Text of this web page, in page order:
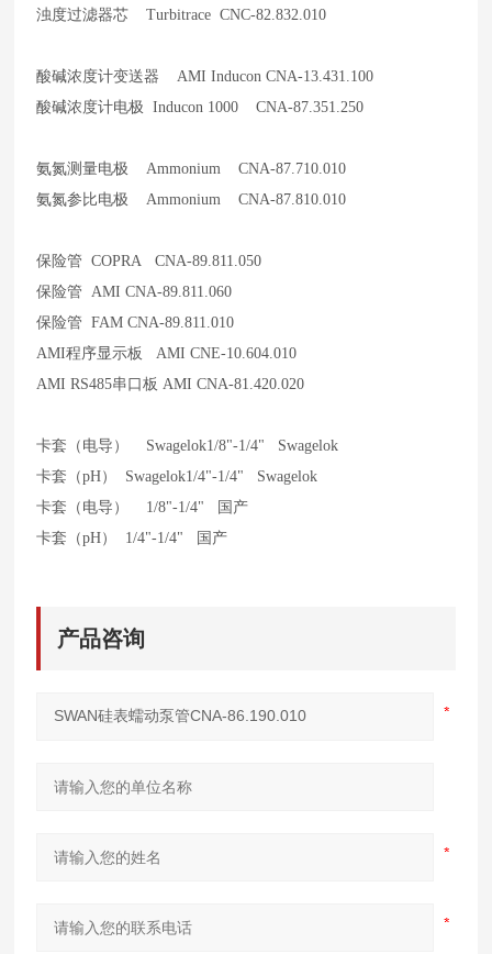
浊度过滤器芯 Turbitrace CNC-82.832.010
酸碱浓度计变送器 AMI Inducon CNA-13.431.100
酸碱浓度计电极 Inducon 1000 CNA-87.351.250
氨氮测量电极 Ammonium CNA-87.710.010
氨氮参比电极 Ammonium CNA-87.810.010
保险管 COPRA CNA-89.811.050
保险管 AMI CNA-89.811.060
保险管 FAM CNA-89.811.010
AMI程序显示板 AMI CNE-10.604.010
AMI RS485串口板 AMI CNA-81.420.020
卡套（电导） Swagelok1/8"-1/4" Swagelok
卡套（pH） Swagelok1/4"-1/4" Swagelok
卡套（电导） 1/8"-1/4" 国产
卡套（pH） 1/4"-1/4" 国产
产品咨询